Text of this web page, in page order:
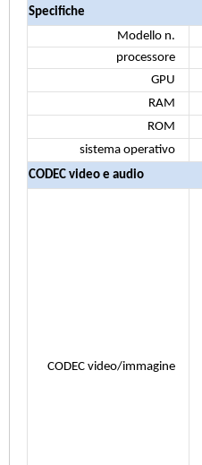
Specifiche
Modello n.
processore
GPU
RAM
ROM
sistema operativo
CODEC video e audio
CODEC video/immagine